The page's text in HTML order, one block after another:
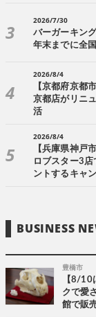
2026/7/30
バーガーキン
年末までに全
2026/8/4
【京都府京都
京都店がリニ
活
2026/8/4
【兵庫県神戸
ロブスター3
ントするキャ
BUSINESS
豊橋市
【8/10
クで愛
館で販